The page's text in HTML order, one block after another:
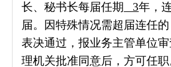
长、秘书长每届任期 3年，
届。因特殊情况需超届连任
表决通过，报业务主管单位
理机关批准同意后，方可任职